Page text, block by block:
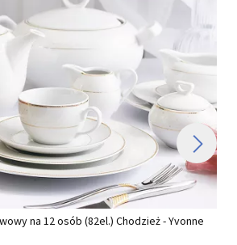
na 12 osób (82el.) Chodzież - Yvonne